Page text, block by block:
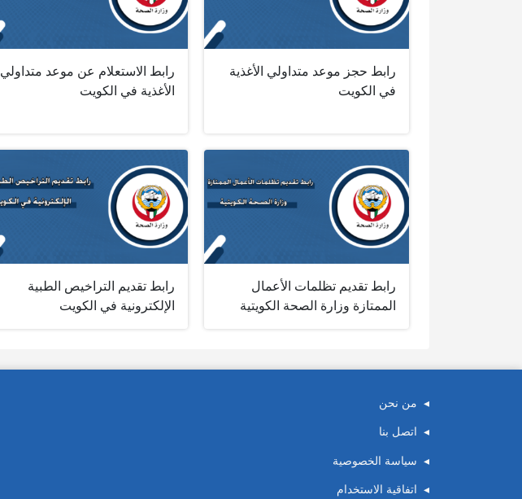
رابط حجز موعد متداولي الأغذية
في الكويت
رابط الاستعلام عن موعد متداولي
الأغذية في الكويت
رابط تقديم تظلمات الأعمال
الممتازة وزارة الصحة الكويتية
رابط تقديم التراخيص الطبية
الإلكترونية في الكويت
من نحن
اتصل بنا
سياسة الخصوصية
اتفاقية الاستخدام